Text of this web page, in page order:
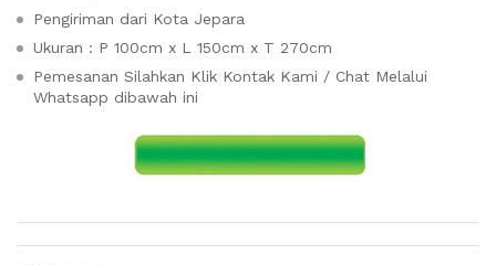
Pengiriman dari Kota Jepara
Ukuran : P 100cm x L 150cm x T 270cm
Pemesanan Silahkan Klik Kontak Kami / Chat Melalui
Whatsapp dibawah ini